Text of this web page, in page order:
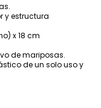
y estructura
x 18 cm
de mariposas.
de un solo uso y